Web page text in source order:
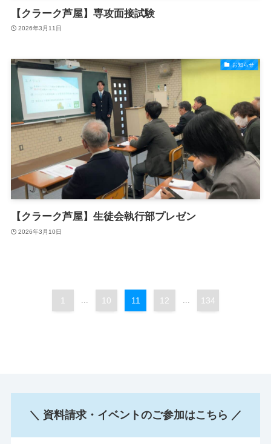
【クラーク芦屋】専攻面接試験
2026年3月11日
お知らせ
【クラーク芦屋】生徒会執行部プレゼン
2026年3月10日
1 ... 10 11 12 ... 134
＼ 資料請求・イベントのご参加はこちら ／